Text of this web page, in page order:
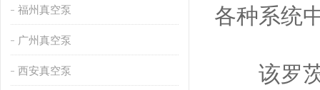
福州真空泵
广州真空泵
西安真空泵
各种系统
该罗茨